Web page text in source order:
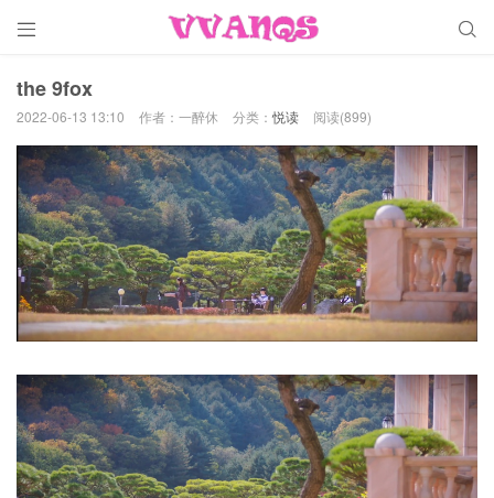
 
the 9fox
2022-06-13 13:10 作者：一醉休 分类：悦读 阅读(899)